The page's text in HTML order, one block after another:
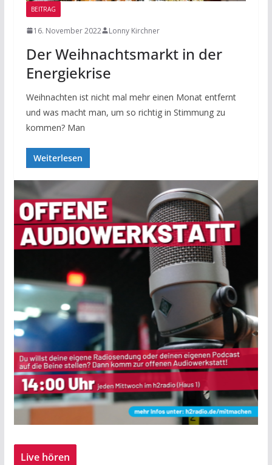
BEITRAG
16. November 2022 Lonny Kirchner
Der Weihnachtsmarkt in der
Energiekrise
Weihnachten ist nicht mal mehr einen Monat entfernt
und was macht man, um so richtig in Stimmung zu
kommen? Man
Weiterlesen
Live hören